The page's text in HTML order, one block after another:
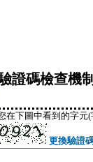
證碼檢查機制
在下圖中看到的字元
更換驗證